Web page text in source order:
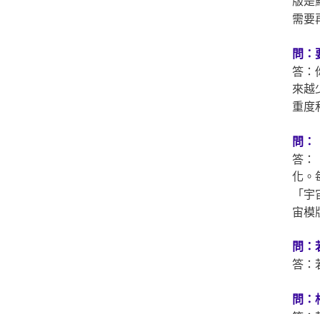
需要
問：
答：
來越
重度
問：
答：
化。
「
宙模
問：
答：
問：